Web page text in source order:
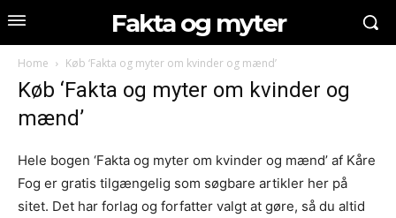
Fakta og myter
Home Køb ‘Fakta og myter om kvinder og mænd’
Køb ‘Fakta og myter om kvinder og
mænd’
Hele bogen ‘Fakta og myter om kvinder og mænd’ af Kåre
Fog er gratis tilgængelig som søgbare artikler her på
sitet. Det har forlag og forfatter valgt at gøre, så du altid